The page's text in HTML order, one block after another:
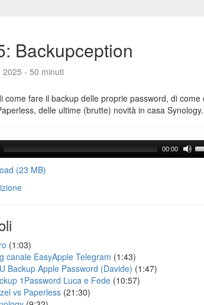
Backupception
2025 - 50 minuti
come fare il backup delle proprie password, di
delle ultime (brutte) novità in casa Synology.
00:00
(23 MB)
(1:03)
canale EasyApple Telegram (1:43)
Backup Apple Password (Davide) (1:47)
1Password Luca e Fede (10:57)
vs Paperless (21:30)